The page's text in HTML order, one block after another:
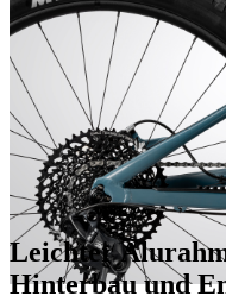
Leichter
Hinterbau und